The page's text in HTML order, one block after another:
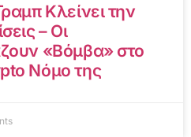
Κλείνει την
– Οι
«Βόμβα» στο
Νόμο της